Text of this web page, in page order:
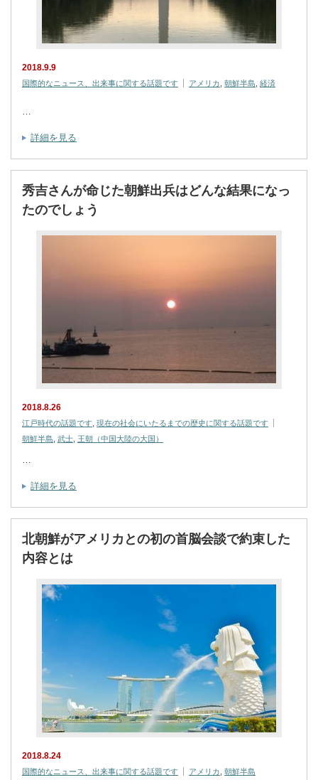
2018.9.9
国際的なニュース、出来事に関する話題です アメリカ 朝鮮半島 経済
詳細を見る
秀吉さんが命じた朝鮮出兵はどんな結果になっ
たのでしょう
2018.8.26
江戸時代の話題です 現在の社会にいたるまでの歴史に関する話題です
朝鮮半島 武士 王朝（中国大陸の大国）
詳細を見る
北朝鮮がアメリカとの初の首脳会談で約束した
内容とは
2018.8.24
国際的なニュース、出来事に関する話題です アメリカ 朝鮮半島